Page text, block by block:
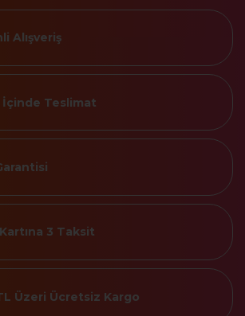
Alışveriş
İçinde Teslimat
3 Taksit
Üzeri Ücretsiz Kargo